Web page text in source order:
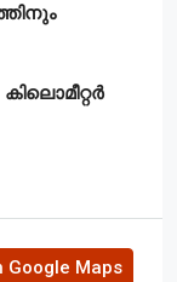
Google Maps